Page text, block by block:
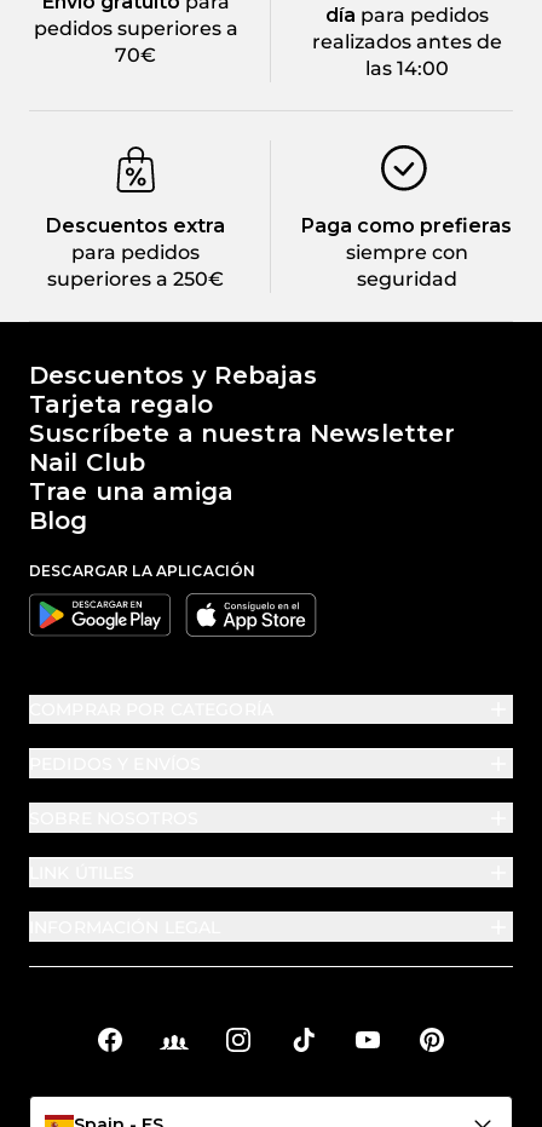
pedidos superiores a
70€
día para pedidos
realizados antes de
las 14:00
Descuentos extra
para pedidos
superiores a 250€
Paga como prefieras
siempre con
seguridad
El mundo de Passione Beauty
Descuentos y Rebajas
Tarjeta regalo
Suscríbete a nuestra Newsletter
Nail Club
Trae una amiga
Blog
DESCARGAR LA APLICACIÓN
Google Apple
Enlaces sociales
FacebookFacebook Groups
InstagramTikTok YouTubePinterest